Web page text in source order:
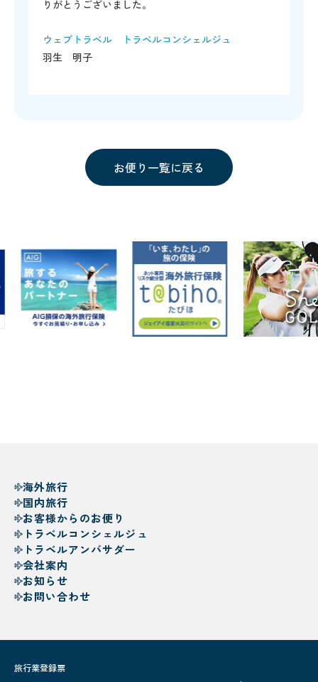
りがとうございました。
ウェブトラベル トラベルコンシェルジュ
羽生 明子
お便り一覧に戻る
海外旅行
国内旅行
お客様からのお便り
トラベルコンシェルジュ
トラベルアンバサダー
会社案内
お知らせ
お問い合わせ
旅行業登録票